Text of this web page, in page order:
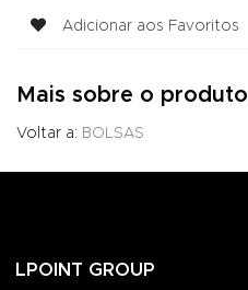
Adicionar aos Favoritos
Mais sobre o produto
Voltar a: BOLSAS
LPOINT GROUP